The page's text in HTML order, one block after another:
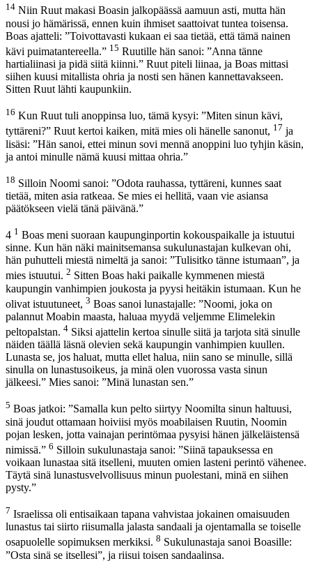
14 Niin Ruut makasi Boasin jalkopäässä aamuun asti, mutta hän
nousi jo hämärissä, ennen kuin ihmiset saattoivat tuntea toisensa.
Boas ajatteli: ”Toivottavasti kukaan ei saa tietää, että tämä nainen
kävi puimatantereella.” 15 Ruutille hän sanoi: ”Anna tänne
hartialiinasi ja pidä siitä kiinni.” Ruut piteli liinaa, ja Boas mittasi
siihen kuusi mitallista ohria ja nosti sen hänen kannettavakseen.
Sitten Ruut lähti kaupunkiin.
16 Kun Ruut tuli anoppinsa luo, tämä kysyi: ”Miten sinun kävi,
tyttäreni?” Ruut kertoi kaiken, mitä mies oli hänelle sanonut, 17 ja
lisäsi: ”Hän sanoi, ettei minun sovi mennä anoppini luo tyhjin käsin,
ja antoi minulle nämä kuusi mittaa ohria.”
18 Silloin Noomi sanoi: ”Odota rauhassa, tyttäreni, kunnes saat
tietää, miten asia ratkeaa. Se mies ei hellitä, vaan vie asiansa
päätökseen vielä tänä päivänä.”
4 1 Boas meni suoraan kaupunginportin kokouspaikalle ja istuutui
sinne. Kun hän näki mainitsemansa sukulunastajan kulkevan ohi,
hän puhutteli miestä nimeltä ja sanoi: ”Tulisitko tänne istumaan”, ja
mies istuutui. 2 Sitten Boas haki paikalle kymmenen miestä
kaupungin vanhimpien joukosta ja pyysi heitäkin istumaan. Kun he
olivat istuutuneet, 3 Boas sanoi lunastajalle: ”Noomi, joka on
palannut Moabin maasta, haluaa myydä veljemme Elimelekin
peltopalstan. 4 Siksi ajattelin kertoa sinulle siitä ja tarjota sitä sinulle
näiden täällä läsnä olevien sekä kaupungin vanhimpien kuullen.
Lunasta se, jos haluat, mutta ellet halua, niin sano se minulle, sillä
sinulla on lunastusoikeus, ja minä olen vuorossa vasta sinun
jälkeesi.” Mies sanoi: ”Minä lunastan sen.”
5 Boas jatkoi: ”Samalla kun pelto siirtyy Noomilta sinun haltuusi,
sinä joudut ottamaan hoiviisi myös moabilaisen Ruutin, Noomin
pojan lesken, jotta vainajan perintömaa pysyisi hänen jälkeläistensä
nimissä.” 6 Silloin sukulunastaja sanoi: ”Siinä tapauksessa en
voikaan lunastaa sitä itselleni, muuten omien lasteni perintö vähenee.
Täytä sinä lunastusvelvollisuus minun puolestani, minä en siihen
pysty.”
7 Israelissa oli entisaikaan tapana vahvistaa jokainen omaisuuden
lunastus tai siirto riisumalla jalasta sandaali ja ojentamalla se toiselle
osapuolelle sopimuksen merkiksi. 8 Sukulunastaja sanoi Boasille:
”Osta sinä se itsellesi”, ja riisui toisen sandaalinsa.